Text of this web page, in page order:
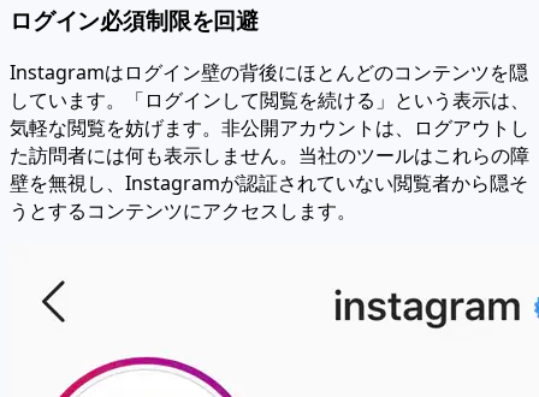
ログイン必須制限を回避
Instagramはログイン壁の背後にほとんどのコンテンツを隠
しています。「ログインして閲覧を続ける」という表示は、
気軽な閲覧を妨げます。非公開アカウントは、ログアウトし
た訪問者には何も表示しません。当社のツールはこれらの障
壁を無視し、Instagramが認証されていない閲覧者から隠そ
うとするコンテンツにアクセスします。